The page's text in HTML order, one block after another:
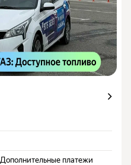
Дополнительные платежи